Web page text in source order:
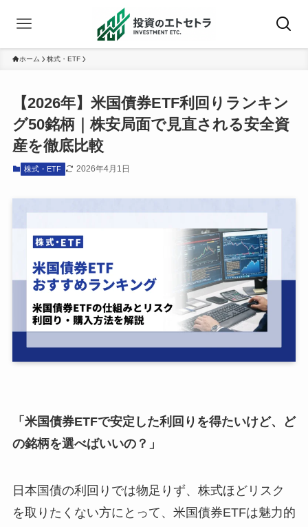
ホーム 株式・ETF
【2026年】米国債券ETF利回りランキン
グ50銘柄｜株安局面で見直される安全資
産を徹底比較
株式・ETF 2026年4月1日
「米国債券ETFで安定した利回りを得たいけど、ど
の銘柄を選べばいいの？」
日本国債の利回りでは物足りず、株式ほどリスク
を取りたくない方にとって、米国債券ETFは魅力的